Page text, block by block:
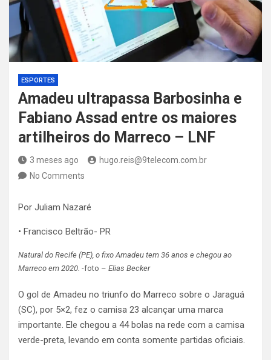
ESPORTES
Amadeu ultrapassa Barbosinha e
Fabiano Assad entre os maiores
artilheiros do Marreco – LNF
3 meses ago
hugo.reis@9telecom.com.br
No Comments
Por Juliam Nazaré
• Francisco Beltrão- PR
Natural do Recife (PE), o fixo Amadeu tem 36 anos e chegou ao
Marreco em 2020. -foto – Elias Becker
O gol de Amadeu no triunfo do Marreco sobre o Jaraguá
(SC), por 5×2, fez o camisa 23 alcançar uma marca
importante. Ele chegou a 44 bolas na rede com a camisa
verde-preta, levando em conta somente partidas oficiais.